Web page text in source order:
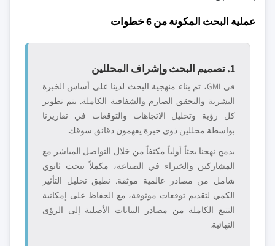
عملية البحث المكونة من 6 خطوات
1. تصميم البحث وإشراف المحللين
في GMI، تم بناء منهجية البحث لدينا على أساس الخبرة
البشرية والتحقق الصارم والشفافية الكاملة. يتم تطوير
كل رؤية وتحليل الاتجاهات والتوقعات في تقاريرنا
بواسطة محللين ذوي خبرة يفهمون دقائق سوقك.
يدمج نهجنا بحثاً أولياً مكثفاً من خلال التواصل المباشر مع
المشاركين والخبراء في الصناعة، مكملاً ببحث ثانوي
شامل من مصادر عالمية موثقة. نطبق تحليل التأثير
الكمي لتقديم توقعات موثوقة، مع الحفاظ على إمكانية
التتبع الكاملة من مصادر البيانات الأصلية إلى الرؤى
النهائية.